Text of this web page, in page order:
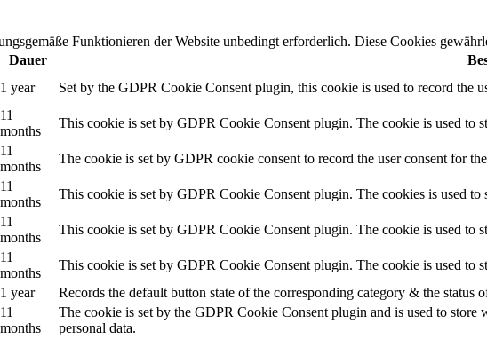
Funktionieren der Website unbedingt erforderlich. Diese Cookies
Dauer
1 year Set by the GDPR Cookie Consent plugin, this cookie is used to record the
11
months
This cookie is set by GDPR Cookie Consent plugin. The cookie is used to
11
months
The cookie is set by GDPR cookie consent to record the user consent for
11
months
This cookie is set by GDPR Cookie Consent plugin. The cookies is used
11
months
This cookie is set by GDPR Cookie Consent plugin. The cookie is used to
11
months
This cookie is set by GDPR Cookie Consent plugin. The cookie is used to
1 year
Records the default button state of the corresponding category & the
11
months
The cookie is set by the GDPR Cookie Consent plugin and is used to store
personal data.